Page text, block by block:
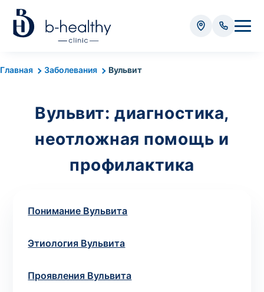
Главная Заболевания Вульвит
Вульвит: диагностика,
неотложная помощь и
профилактика
Понимание Вульвита
Этиология Вульвита
Проявления Вульвита
Анализы
Стоимость забора крови - 50 грн
Стоимость забора биоматериала (кроме
Итого:
потрібний. Виняток становлять мазки та